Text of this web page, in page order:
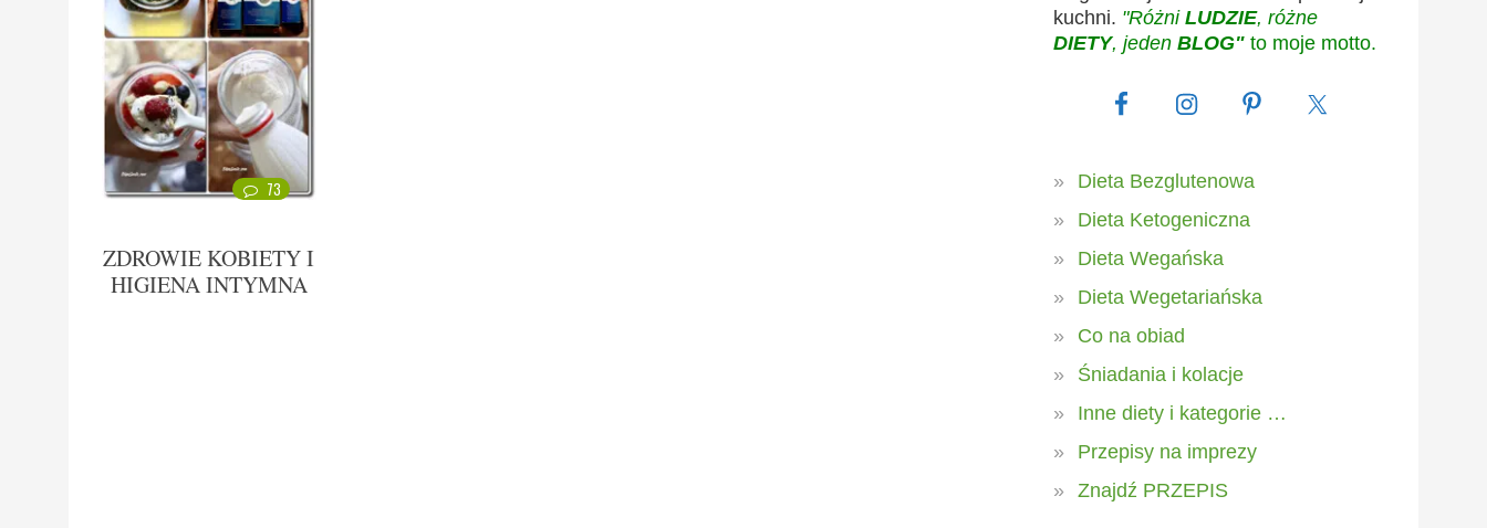
73
ZDROWIE KOBIETY I
HIGIENA INTYMNA
kuchni. "Różni LUDZIE, różne
DIETY, jeden BLOG" to moje motto.
Dieta Bezglutenowa
Dieta Ketogeniczna
Dieta Wegańska
Dieta Wegetariańska
Co na obiad
Śniadania i kolacje
Inne diety i kategorie …
Przepisy na imprezy
Znajdź PRZEPIS